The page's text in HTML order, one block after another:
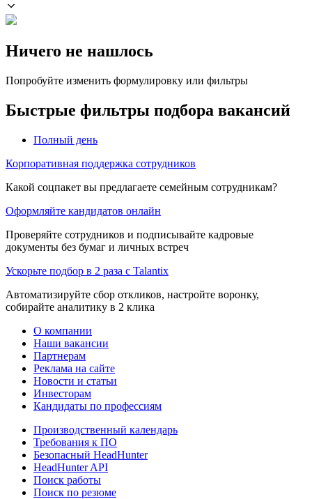
Ничего не нашлось
Попробуйте изменить формулировку или фильтры
Быстрые фильтры подбора вакансий
Полный день
Корпоративная поддержка сотрудников
Какой соцпакет вы предлагаете семейным сотрудникам?
Оформляйте кандидатов онлайн
Проверяйте сотрудников и подписывайте кадровые
документы без бумаг и личных встреч
Ускорьте подбор в 2 раза с Talantix
Автоматизируйте сбор откликов, настройте воронку,
собирайте аналитику в 2 клика
О компании
Наши вакансии
Партнерам
Реклама на сайте
Новости и статьи
Инвесторам
Кандидаты по профессиям
Производственный календарь
Требования к ПО
Безопасный HeadHunter
HeadHunter API
Поиск работы
Поиск по резюме